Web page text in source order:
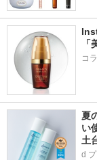
コ
夏
い
土
d